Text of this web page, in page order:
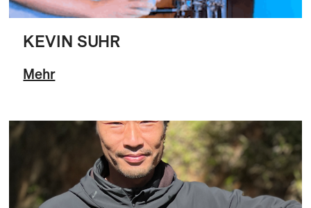
KEVIN SUHR
Mehr